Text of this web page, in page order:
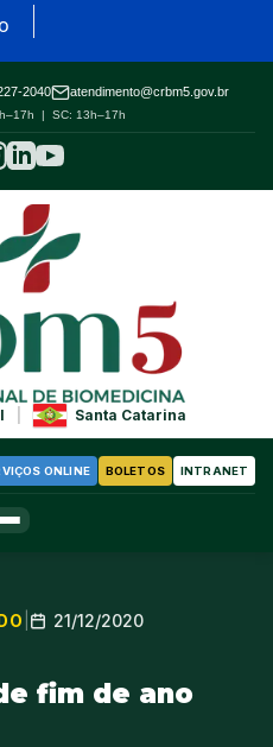
2040 atendimento@crbm5.gov.br
| SC: 13h–17h
Santa Catarina
ONLINE BOLETOS INTRANET
21/12/2020
fim de ano